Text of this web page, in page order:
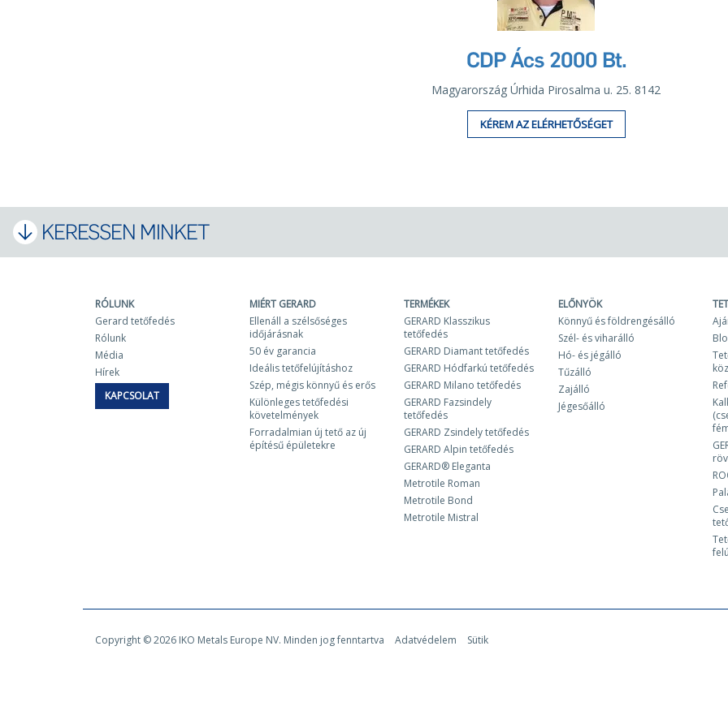
CDP Ács 2000 Bt.
Magyarország Úrhida Pirosalma u. 25. 8142
KÉREM AZ ELÉRHETŐSÉGET
KERESSEN MINKET
RÓLUNK
Gerard tetőfedés
Rólunk
Média
Hírek
KAPCSOLAT
MIÉRT GERARD
Ellenáll a szélsőséges
időjárásnak
50 év garancia
Ideális tetőfelújításhoz
Szép, mégis könnyű és erős
Különleges tetőfedési
követelmények
Forradalmian új tető az új
építésű épületekre
TERMÉKEK
GERARD Klasszikus
tetőfedés
GERARD Diamant tetőfedés
GERARD Hódfarkú tetőfedés
GERARD Milano tetőfedés
GERARD Fazsindely
tetőfedés
GERARD Zsindely tetőfedés
GERARD Alpin tetőfedés
GERARD® Eleganta
Metrotile Roman
Metrotile Bond
Metrotile Mistral
ELŐNYÖK
Könnyű és földrengésálló
Szél- és viharálló
Hó- és jégálló
Tűzálló
Zajálló
Jégesőálló
Copyright © 2026 IKO Metals Europe NV. Minden jog fenntartva Adatvédelem Sütik